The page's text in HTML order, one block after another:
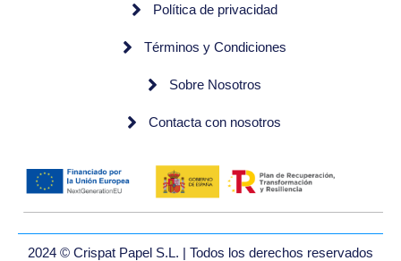
Política de privacidad
Términos y Condiciones
Sobre Nosotros
Contacta con nosotros
2024 © Crispat Papel S.L. | Todos los derechos reservados